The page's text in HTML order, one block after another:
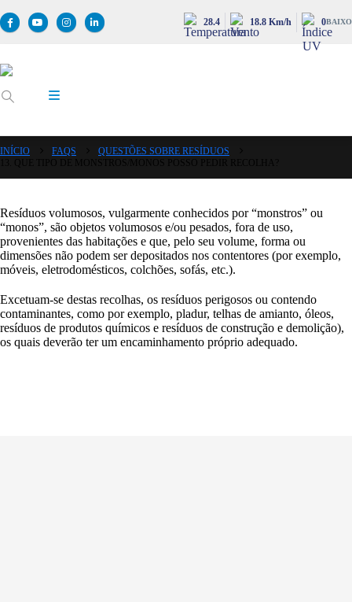
28.4 18.8 Km/h 0BAIXO
INÍCIO FAQS
QUESTÕES SOBRE RESÍDUOS
Resíduos volumosos, vulgarmente conhecidos por “monstros” ou
“monos”, são objetos volumosos e/ou pesados, fora de uso,
provenientes das habitações e que, pelo seu volume, forma ou
dimensões não podem ser depositados nos contentores (por exemplo,
móveis, eletrodomésticos, colchões, sofás, etc.).
Excetuam-se destas recolhas, os resíduos perigosos ou contendo
contaminantes, como por exemplo, pladur, telhas de amianto, óleos,
resíduos de produtos químicos e resíduos de construção e demolição),
os quais deverão ter um encaminhamento próprio adequado.